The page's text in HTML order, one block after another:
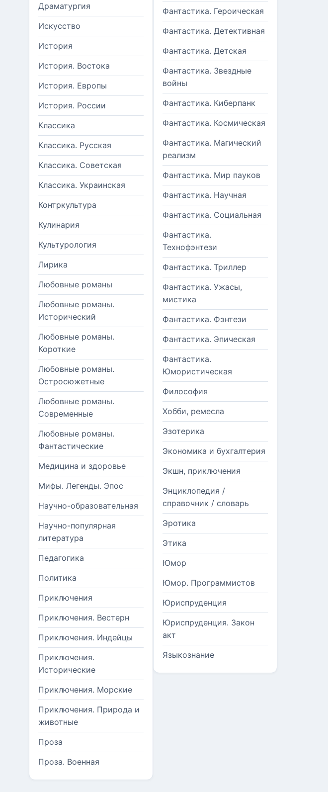
Драматургия
Искусство
История
История. Востока
История. Европы
История. России
Классика
Классика. Русская
Классика. Советская
Классика. Украинская
Контркультура
Кулинария
Культурология
Лирика
Любовные романы
Любовные романы.
Исторический
Любовные романы.
Короткие
Любовные романы.
Остросюжетные
Любовные романы.
Современные
Любовные романы.
Фантастические
Медицина и здоровье
Мифы. Легенды. Эпос
Научно-образовательная
Научно-популярная
литература
Педагогика
Политика
Приключения
Приключения. Вестерн
Приключения. Индейцы
Приключения.
Исторические
Приключения. Морские
Приключения. Природа и
животные
Проза
Проза. Военная
Фантастика. Героическая
Фантастика. Детективная
Фантастика. Детская
Фантастика. Звездные
войны
Фантастика. Киберпанк
Фантастика. Космическая
Фантастика. Магический
реализм
Фантастика. Мир пауков
Фантастика. Научная
Фантастика. Социальная
Фантастика.
Технофэнтези
Фантастика. Триллер
Фантастика. Ужасы,
мистика
Фантастика. Фэнтези
Фантастика. Эпическая
Фантастика.
Юмористическая
Философия
Хобби, ремесла
Эзотерика
Экономика и бухгалтерия
Экшн, приключения
Энциклопедия /
справочник / словарь
Эротика
Этика
Юмор
Юмор. Программистов
Юриспруденция
Юриспруденция. Закон
акт
Языкознание